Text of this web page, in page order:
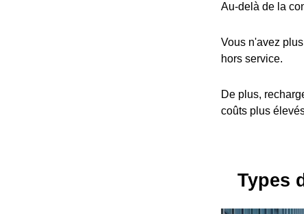
Au-delà de la
Vous n'avez
hors service.
De plus,
coûts plus
Types